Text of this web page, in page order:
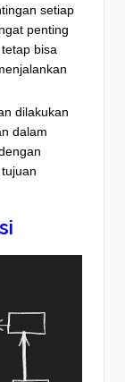
setiap
penting
bisa
dilakukan
dalam